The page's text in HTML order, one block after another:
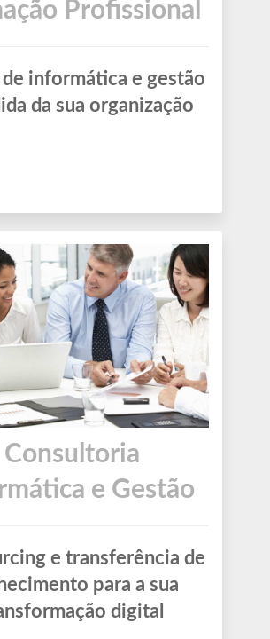
Profissional
de informática e gestão
da sua organização
Consultoria
e Gestão
e transferência de
para a sua
digital